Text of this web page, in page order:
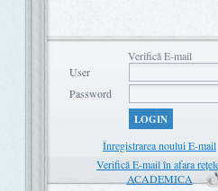
Verifică E-mail
User
Password
LOGIN
Înregistrarea noului E-mail
Verifică E-mail în afara
ACADEMICA